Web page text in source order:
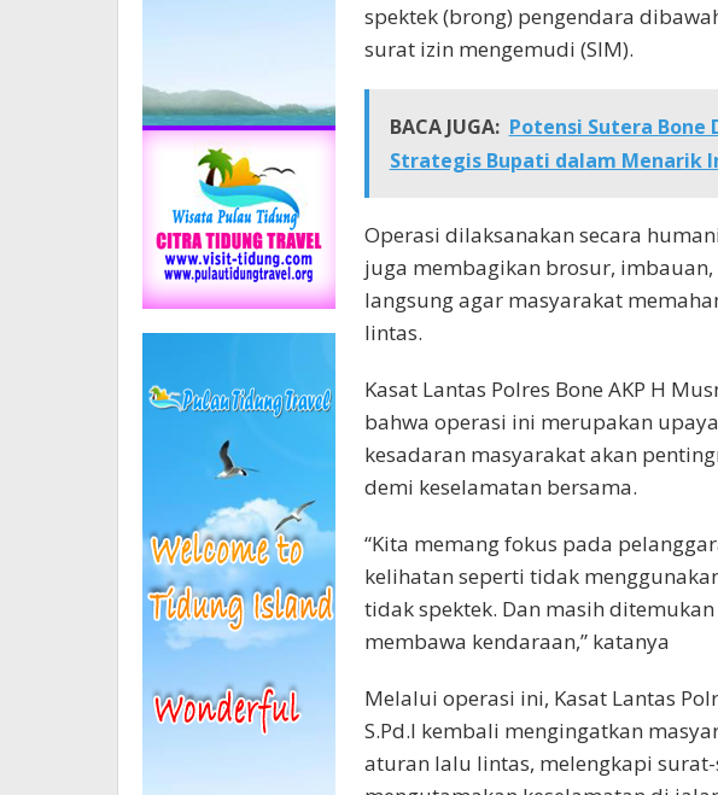
spektek (brong) pengendara
surat izin mengemudi (SIM).
BACA JUGA: Potensi Sutera Bone
Strategis Bupati dalam Menarik
Operasi dilaksanakan secara
juga membagikan brosur, imbauan,
langsung agar masyarakat
lintas.
Kasat Lantas Polres Bone AKP H
bahwa operasi ini merupakan
kesadaran masyarakat akan
demi keselamatan bersama.
“Kita memang fokus pada
kelihatan seperti tidak
tidak spektek. Dan masih
membawa kendaraan,” katanya
Melalui operasi ini, Kasat Lantas
S.Pd.I kembali mengingatkan
aturan lalu lintas, melengkapi